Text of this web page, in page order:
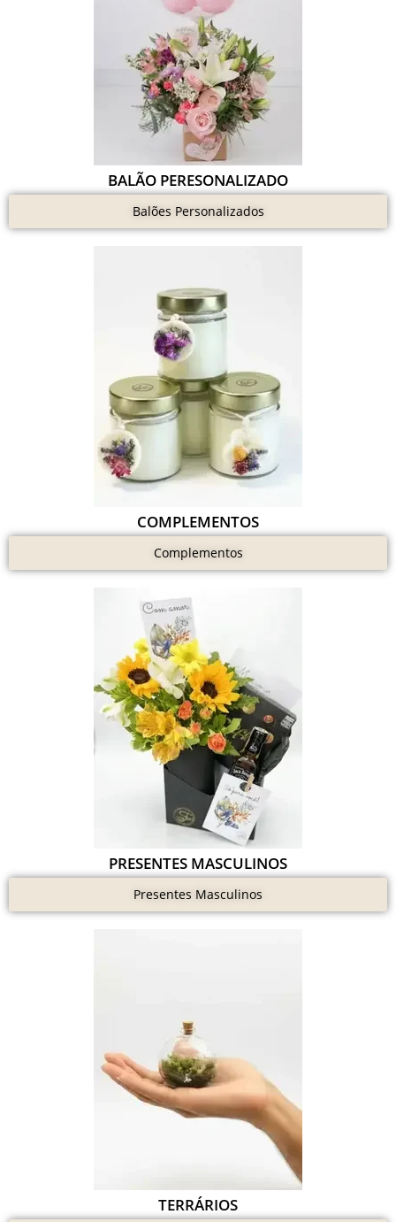
BALÃO PERESONALIZADO
Balões Personalizados
COMPLEMENTOS
Complementos
PRESENTES MASCULINOS
Presentes Masculinos
TERRÁRIOS